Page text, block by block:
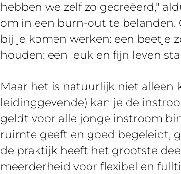
hebben we zelf zo gecreëerd,"
om in een burn-out te belanden.
bij je komen werken: een beetje
houden: een leuk en fijn leven
Maar het is natuurlijk niet alleen
leidinggevende) kan je de
geldt voor alle jonge instroom
ruimte geeft en goed begeleidt,
de praktijk heeft het grootste
meerderheid voor flexibel en